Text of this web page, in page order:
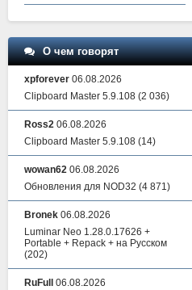
О чем говорят
xpforever 06.08.2026
Clipboard Master 5.9.108 (2 036)
Ross2 06.08.2026
Clipboard Master 5.9.108 (14)
wowan62 06.08.2026
Обновления для NOD32 (4 871)
Bronek 06.08.2026
Luminar Neo 1.28.0.17626 +
Portable + Repack + на Русском
(202)
RuFull
06.08.2026